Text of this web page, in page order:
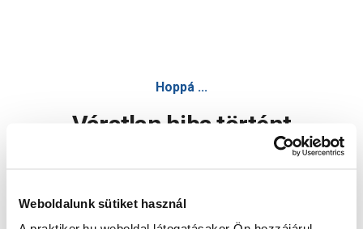
Weboldalunk sütiket használ
Hoppá ...
Váratlan hiba történt